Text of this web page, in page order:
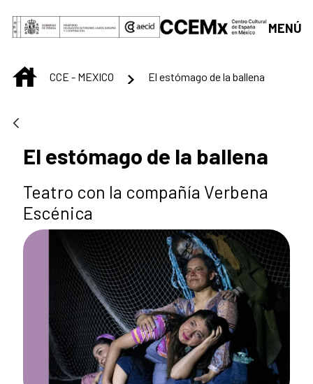
Saltar al contenido principal
MENÚ
INICIOCCE - MEXICO El estómago de la ballena
El estómago de la ballena
Teatro con la compañía Verbena
Escénica